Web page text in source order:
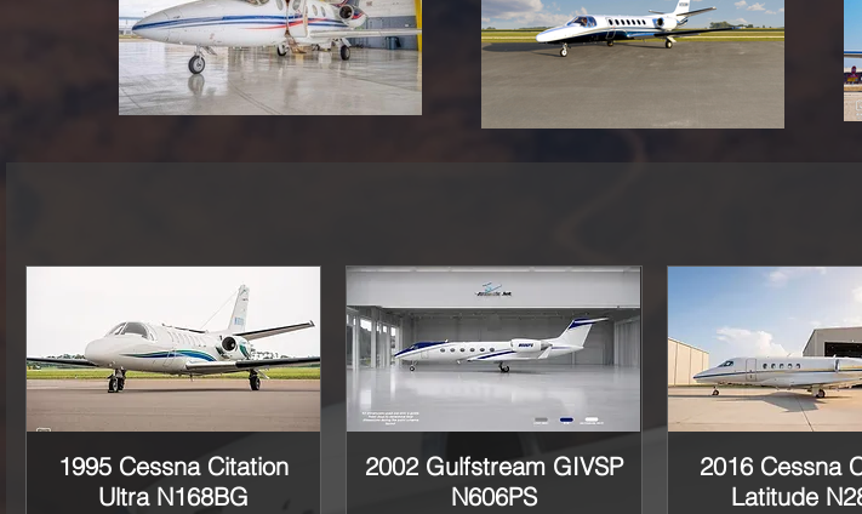
Vista rápida
1995 Cessna Citation
Ultra N168BG
Vista rápida
2002 Gulfstream GIVSP
N606PS
Vista rápida
2016 Cessna
Latitude